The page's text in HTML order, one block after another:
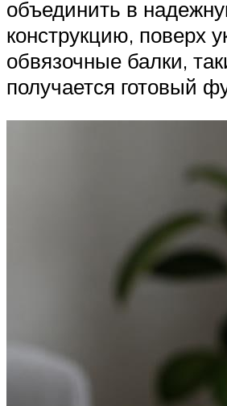
объединить в
конструкцию, поверх
обвязочные балки,
получается готовый